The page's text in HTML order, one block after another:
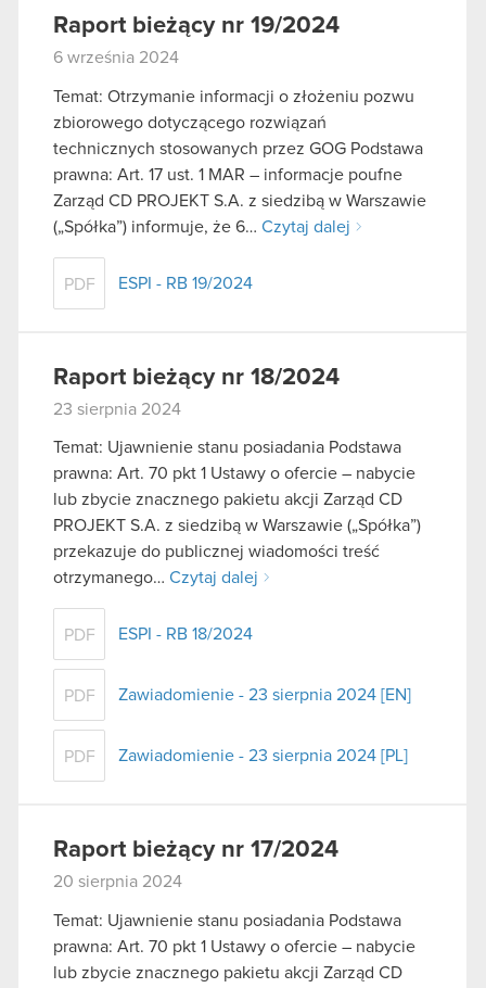
Raport bieżący nr 19/2024
6 września 2024
Temat: Otrzymanie informacji o złożeniu pozwu
zbiorowego dotyczącego rozwiązań
technicznych stosowanych przez GOG Podstawa
prawna: Art. 17 ust. 1 MAR – informacje poufne
Zarząd CD PROJEKT S.A. z siedzibą w Warszawie
(„Spółka”) informuje, że 6… Czytaj dalej
PDF ESPI - RB 19/2024
Raport bieżący nr 18/2024
23 sierpnia 2024
Temat: Ujawnienie stanu posiadania Podstawa
prawna: Art. 70 pkt 1 Ustawy o ofercie – nabycie
lub zbycie znacznego pakietu akcji Zarząd CD
PROJEKT S.A. z siedzibą w Warszawie („Spółka”)
przekazuje do publicznej wiadomości treść
otrzymanego… Czytaj dalej
PDF ESPI - RB 18/2024
PDF Zawiadomienie - 23 sierpnia 2024 [EN]
PDF Zawiadomienie - 23 sierpnia 2024 [PL]
Raport bieżący nr 17/2024
20 sierpnia 2024
Temat: Ujawnienie stanu posiadania Podstawa
prawna: Art. 70 pkt 1 Ustawy o ofercie – nabycie
lub zbycie znacznego pakietu akcji Zarząd CD